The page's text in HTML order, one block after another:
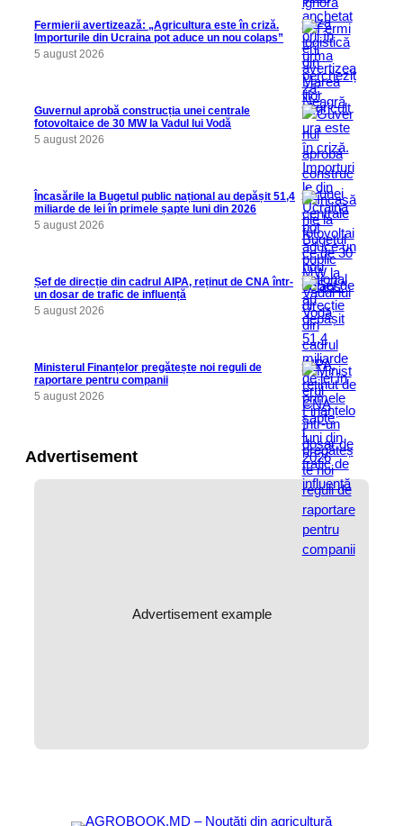
Fermierii avertizează: „Agricultura este în criză.
Importurile din Ucraina pot aduce un nou colaps”
5 august 2026
Guvernul aprobă construcția unei centrale
fotovoltaice de 30 MW la Vadul lui Vodă
5 august 2026
Încasările la Bugetul public național au depășit 51,4
miliarde de lei în primele șapte luni din 2026
5 august 2026
Șef de direcție din cadrul AIPA, reținut de CNA într-
un dosar de trafic de influență
5 august 2026
Ministerul Finanțelor pregătește noi reguli de
raportare pentru companii
5 august 2026
Advertisement
Advertisement example